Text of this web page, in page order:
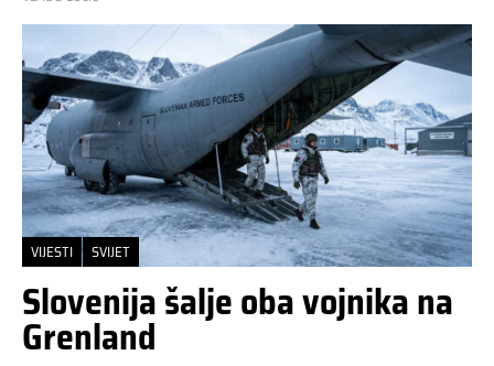
VIJESTI SVIJET
Slovenija šalje oba vojnika na
Grenland